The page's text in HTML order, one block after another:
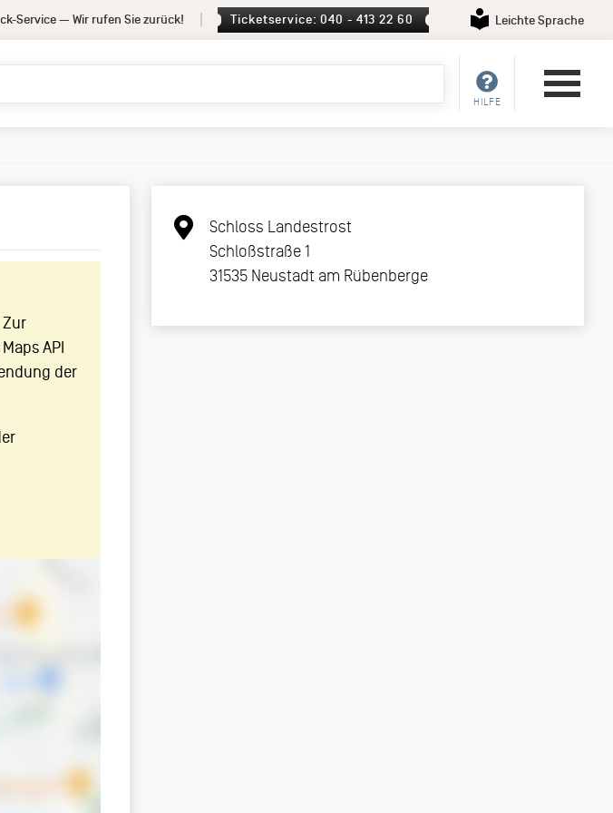
Service — Wir rufen Sie zurück! Ticketservice: 040 - 413 22 60 Leichte Sprache
HILFE
Zur
API
der
Schloss Landestrost
Schloßstraße 1
31535 Neustadt am Rübenberge